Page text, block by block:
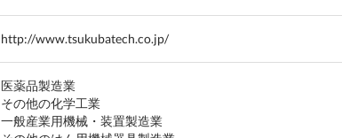
http://www.tsukubatech.co.jp/
医薬品製造業
その他の化学工業
一般産業用機械・装置製造業